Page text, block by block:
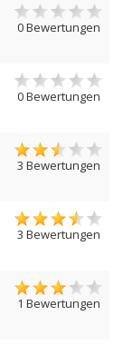
0 Bewertungen
0 Bewertungen
3 Bewertungen
3 Bewertungen
1 Bewertungen